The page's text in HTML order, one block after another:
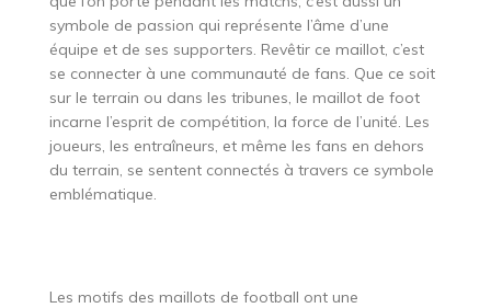
symbole de passion qui représente l’âme d’une
équipe et de ses supporters. Revêtir ce maillot, c’est
se connecter à une communauté de fans. Que ce soit
sur le terrain ou dans les tribunes, le maillot de foot
incarne l’esprit de compétition, la force de l’unité. Les
joueurs, les entraîneurs, et même les fans en dehors
du terrain, se sentent connectés à travers ce symbole
emblématique.
Les motifs des maillots de football ont une